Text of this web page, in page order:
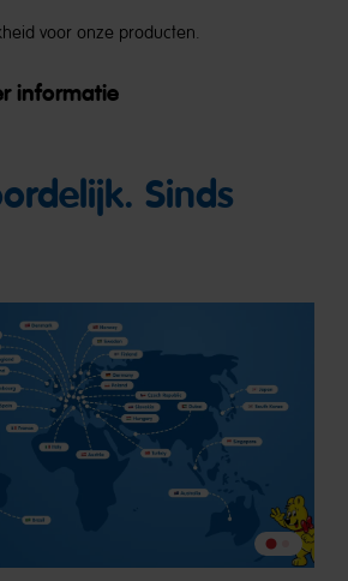
voor onze producten.
informatie
Sinds
Ga
Ga
naar